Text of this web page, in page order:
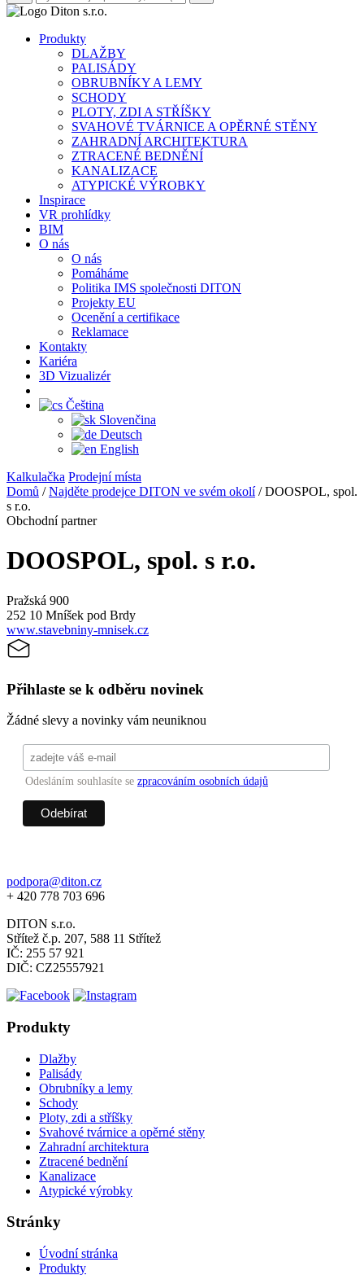
Produkty
DLAŽBY
PALISÁDY
OBRUBNÍKY A LEMY
SCHODY
PLOTY, ZDI A STŘÍŠKY
SVAHOVÉ TVÁRNICE A OPĚRNÉ STĚNY
ZAHRADNÍ ARCHITEKTURA
ZTRACENÉ BEDNĚNÍ
KANALIZACE
ATYPICKÉ VÝROBKY
Inspirace
VR prohlídky
BIM
O nás
O nás
Pomáháme
Politika IMS společnosti DITON
Projekty EU
Ocenění a certifikace
Reklamace
Kontakty
Kariéra
3D Vizualizér
Čeština
Slovenčina
Deutsch
English
Kalkulačka Prodejní místa
Domů /Najděte prodejce DITON ve svém okolí/DOOSPOL, spol.
s r.o.
Obchodní partner
DOOSPOL, spol. s r.o.
Pražská 900
252 10 Mníšek pod Brdy
www.stavebniny-mnisek.cz
Přihlaste se k odběru novinek
Žádné slevy a novinky vám neuniknou
Odesláním souhlasíte se zpracováním osobních údajů
podpora@diton.cz
+ 420 778 703 696
DITON s.r.o.
Střítež č.p. 207, 588 11 Střítež
IČ: 255 57 921
DIČ: CZ25557921
Produkty
Dlažby
Palisády
Obrubníky a lemy
Schody
Ploty, zdi a stříšky
Svahové tvárnice a opěrné stěny
Zahradní architektura
Ztracené bednění
Kanalizace
Atypické výrobky
Stránky
Úvodní stránka
Produkty